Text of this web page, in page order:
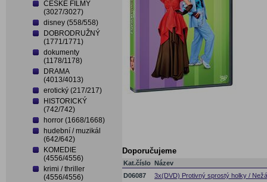
ČESKÉ FILMY
(3027/3027)
disney (558/558)
DOBRODRUŽNÝ
(1771/1771)
dokumenty
(1178/1178)
DRAMA
(4013/4013)
erotický (217/217)
HISTORICKÝ
(742/742)
horror (1668/1668)
hudební / muzikál
(642/642)
KOMEDIE
(4556/4556)
krimi / thriller
(4556/4556)
Doporučujeme
Kat.číslo Název
D06087
3x(DVD) Protivný sprostý holky /